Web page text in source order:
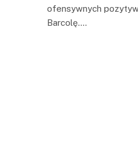
ofensywnych
Barcolę.…